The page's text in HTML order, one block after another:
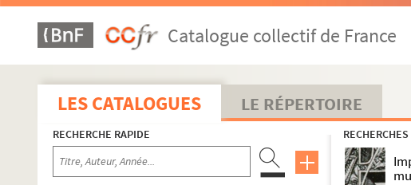
Catalogue collectif de France
LES CATALOGUES LE RÉPERTOIRE
RECHERCHE RAPIDE